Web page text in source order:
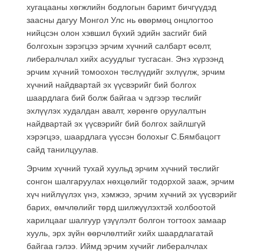
хугацааны хөгжлийн бодлогын баримт бичгүүдэд
заасны дагуу Монгол Улс нь өвөрмөц онцлогтоо
нийцсэн олон хэвшил бүхий эдийн засгийг бий
болгохын зэрэгцээ эрчим хүчний салбарт өсөлт,
либералчлал хийх асуудлыг тусгасан. Энэ хүрээнд
эрчим хүчний томоохон төслүүдийг эхлүүлж, эрчим
хүчний найдвартай эх үүсвэрийг бий болгох
шаардлага бий болж байгаа ч эдгээр төслийг
эхлүүлэх худалдан авалт, хөрөнгө оруулалтын
найдвартай эх үүсвэрийг бий болгох зайлшгүй
хэрэгцээ, шаардлага үүссэн болохыг С.Бямбацогт
сайд танилцуулав.
Эрчим хүчний тухай хуульд эрчим хүчний төслийг
сонгон шалгаруулах нөхцөлийг тодорхой зааж, эрчим
хүч нийлүүлэх үнэ, хэмжээ, эрчим хүчний эх үүсвэрийг
барих, өмчлөлийг төрд шилжүүлэхтэй холбоотой
харилцааг шалгуур үзүүлэлт болгон тогтоох замаар
хууль, эрх зүйн өөрчлөлтийг хийх шаардлагатай
байгаа гэлээ. Иймд эрчим хүчийг либералчлах